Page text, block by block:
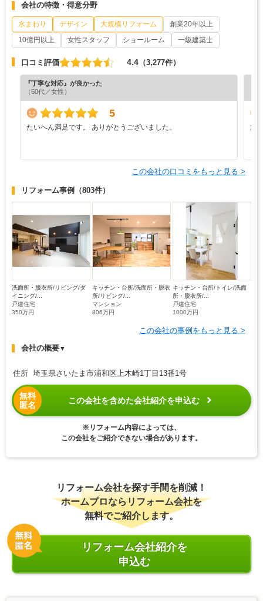
会社の特徴・得意分野
水まわり デザイン 大規模リフォーム
創業20年以上
10億円以上
女性スタッフ ショールーム 一級建築士
口コミ評価 4.4 （3,277件）
『丁寧な対応』が良かった
（50代／女性）
5
たいへん満足です。 ありがとうございました。
施
この会社の口コミをもっと見る >
リフォーム事例 （803件）
洗面所・脱衣所/リビング/ダ
イニング/...
戸建住宅
350万円
キッチン・台所/洗面所・脱衣
所/リビング/...
マンション
806万円
キッチン・台所/トイレ/洗面
所・脱衣所/...
戸建住宅
1000万円
この会社の事例をもっと見る >
会社の概要▼
住所 埼玉県さいたま市浦和区上木崎1丁目13番1号
無料
匿名
この会社を含めた会社紹介を申込む
※リフォーム内容によっては、
この会社をご紹介できない場合があります。
リフォーム会社を探す手間を削減！
ホームプロならリフォーム会社を
無料でご紹介します。
リフォーム会社紹介を
申込む